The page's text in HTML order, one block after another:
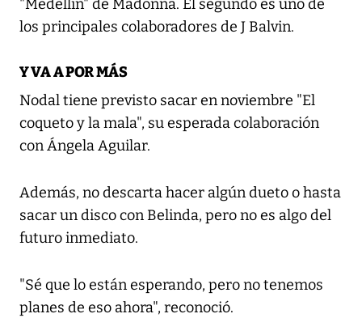
"Medellín" de Madonna. El segundo es uno de
los principales colaboradores de J Balvin.
Y VA A POR MÁS
Nodal tiene previsto sacar en noviembre "El
coqueto y la mala", su esperada colaboración
con Ángela Aguilar.
Además, no descarta hacer algún dueto o hasta
sacar un disco con Belinda, pero no es algo del
futuro inmediato.
"Sé que lo están esperando, pero no tenemos
planes de eso ahora", reconoció.